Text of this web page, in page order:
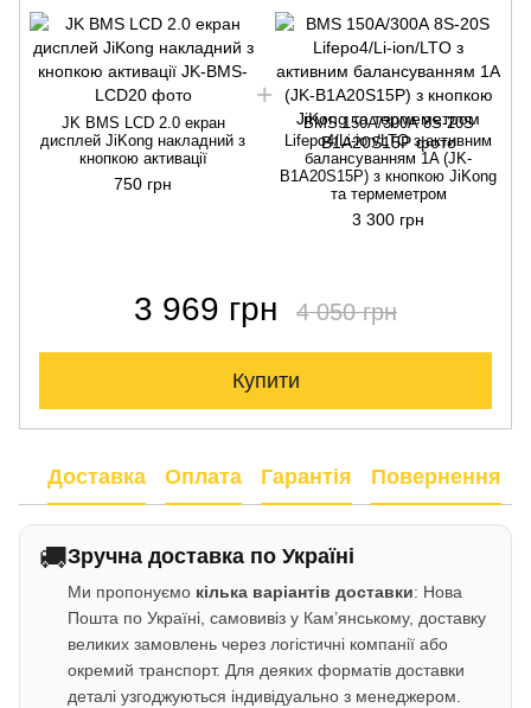
JK BMS LCD 2.0 екран
дисплей JiKong накладний з
кнопкою активації
750 грн
BMS 150A/300А 8S-20S
Lifepo4/Li-ion/LTO з активним
балансуванням 1A (JK-
B1A20S15P) з кнопкою JiKong
та термеметром
3 300 грн
3 969 грн 4 050 грн
Купити
Доставка Оплата Гарантія Повернення
🚚Зручна доставка по Україні
Ми пропонуємо кілька варіантів доставки: Нова
Пошта по Україні, самовивіз у Кам’янському, доставку
великих замовлень через логістичні компанії або
окремий транспорт. Для деяких форматів доставки
деталі узгоджуються індивідуально з менеджером.